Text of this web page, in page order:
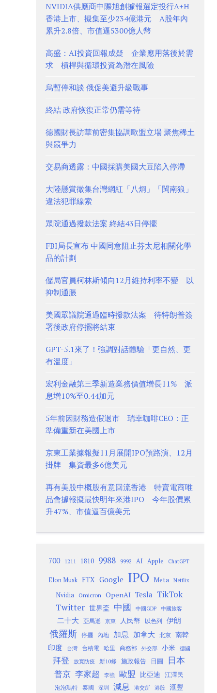
NVIDIA供應商中際旭創據報選定投行A+H
香港上市、擬集至少234億港元 A股年內
累升2.8倍、市值逼5300億人幣
高盛：AI投資回報成疑 企業應用落後於需
求 槓桿與循環投資為潛在風險
烏暫停和談 俄促美避升級戰事
終結 政府恢復正常仍需等待
德國財長訪華前密集協調歐盟立場 聚焦稀土
與競爭力
交易商透露：中國採購美國大豆陷入停滯
大陸懸賞徵集台灣網紅「八炯」「閩南狼」
違法犯罪線索
眾院通過撥款法案 終結43日停擺
FBI局長宣布 中國同意阻止芬太尼相關化學
品的計劃
儲局官員柯林斯傾向12月維持利率不變 以
抑制通脹
美國眾議院通過臨時撥款法案 待特朗普簽
署後政府停擺將結束
GPT-5.1來了！強調對話體驗「更自然、更
有溫度」
宏利金融第三季新造業務價值增長11% 派
息增10%至0.44加元
5年前因財務造假退市 瑞幸咖啡CEO：正
準備重新在美國上市
京東工業據報擬11月展開IPO預路演、12月
掛牌 集資最多6億美元
再有美股中概股有意回流香港 特賣電商唯
品會據報擬最快明年來港IPO 今年股價累
升47%、市值逼百億美元
700 1211 1810 9988 9992 AI Apple ChatGPT
Elon Musk FTX Google IPO Meta Netflix
Nvidia Omicron OpenAI Tesla TikTok
Twitter 世界盃 中國 中國GDP 中國旅客
二十大 亞馬遜 京東 人民幣 以色列 伊朗
俄羅斯 停擺 內地 加息 加拿大 北京
南韓
印度
台灣 台積電 哈里 商務部 外交部 小米 德國
拜登 放寬防疫 新10條 施政報告 日圓 日本
普京 李家超 李強 歐盟 比亞迪 江澤民
泡泡瑪特 泰國 深圳 減息 港交所 港股 滙豐